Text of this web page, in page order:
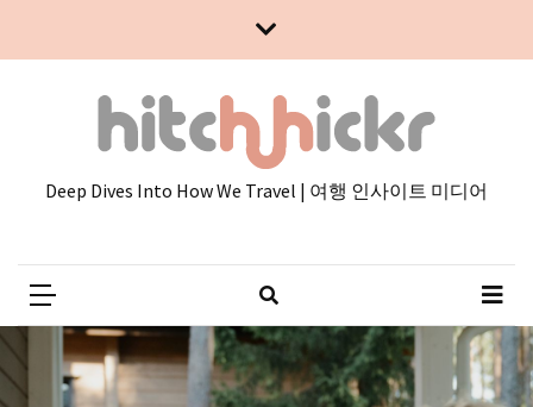
Deep Dives Into How We Travel | 여행 인사이트 미디어